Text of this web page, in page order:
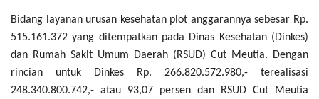
Bidang layanan urusan kesehatan plot anggarannya sebesar Rp.
515.161.372 yang ditempatkan pada Dinas Kesehatan (Dinkes)
dan Rumah Sakit Umum Daerah (RSUD) Cut Meutia. Dengan
rincian untuk Dinkes Rp. 266.820.572.980,- terealisasi
248.340.800.742,- atau 93,07 persen dan RSUD Cut Meutia